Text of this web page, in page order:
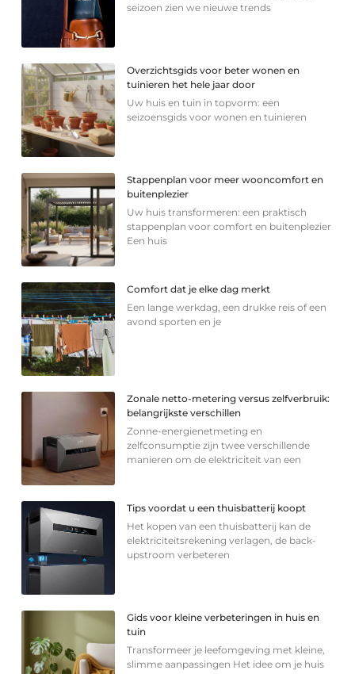
seizoen zien we nieuwe trends
Overzichtsgids voor beter wonen en
tuinieren het hele jaar door
Uw huis en tuin in topvorm: een
seizoensgids voor wonen en tuinieren
Stappenplan voor meer wooncomfort en
buitenplezier
Uw huis transformeren: een praktisch
stappenplan voor comfort en buitenplezier
Een huis
Comfort dat je elke dag merkt
Een lange werkdag, een drukke reis of een
avond sporten en je
Zonale netto-metering versus zelfverbruik:
belangrijkste verschillen
Zonne-energienetmeting en
zelfconsumptie zijn twee verschillende
manieren om de elektriciteit van een
Tips voordat u een thuisbatterij koopt
Het kopen van een thuisbatterij kan de
elektriciteitsrekening verlagen, de back-
upstroom verbeteren
Gids voor kleine verbeteringen in huis en
tuin
Transformeer je leefomgeving met kleine,
slimme aanpassingen Het idee om je huis